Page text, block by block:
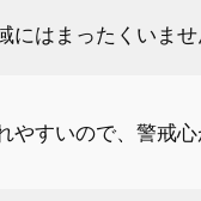
はまったくいませ
やすいので、警戒